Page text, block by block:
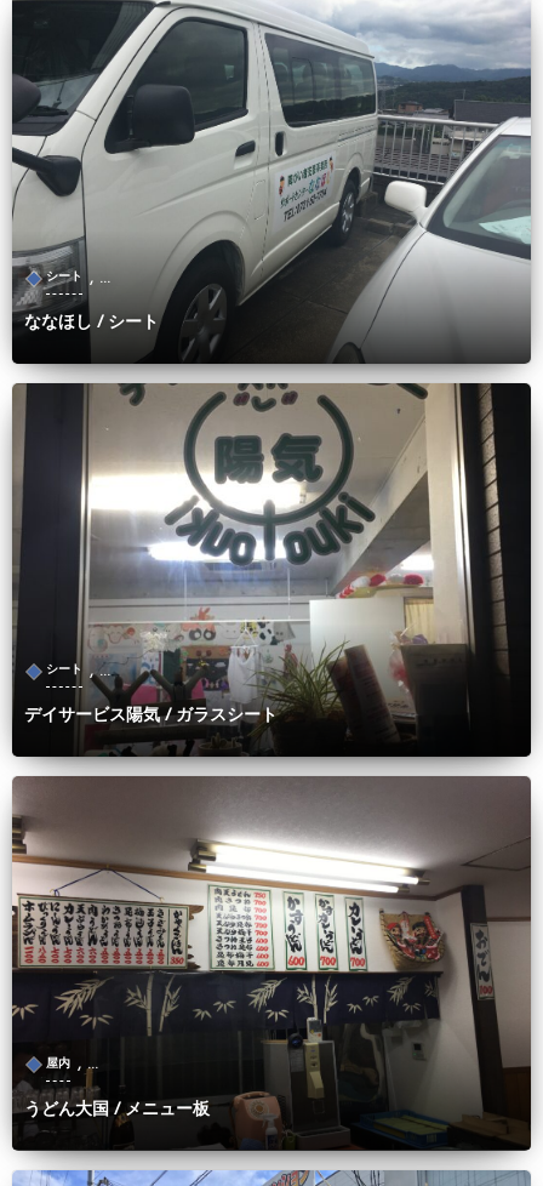
シート , …
ななほし / シート
シート , …
デイサービス陽気 / ガラスシート
屋内 , …
うどん大国 / メニュー板